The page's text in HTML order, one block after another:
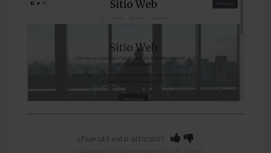
¿Fue útil este artículo?